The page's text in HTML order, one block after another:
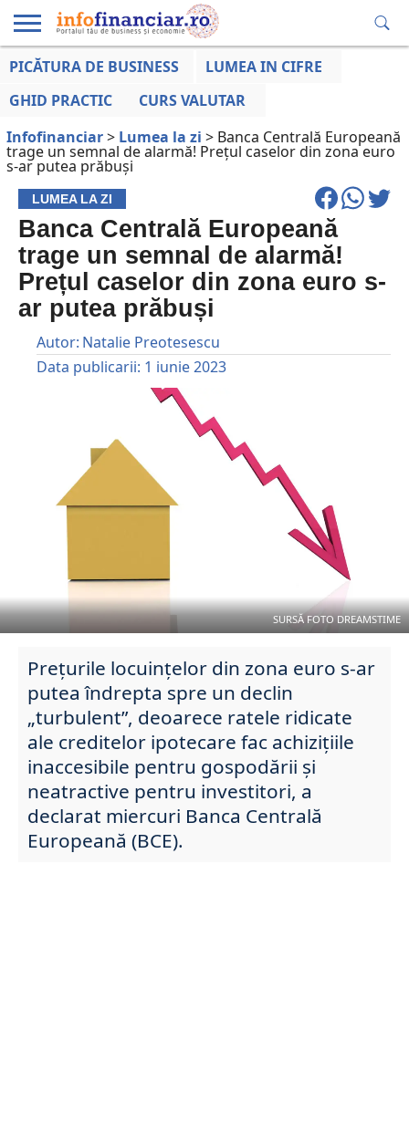
EDUCAȚIE
LA ZI
AFACERILOR
PICĂTURA DE BUSINESS
LUMEA IN CIFRE
GHID PRACTIC
CURS VALUTAR
Infofinanciar> Lumea la zi > Banca Centrală Europeană
trage un semnal de alarmă! Prețul caselor din zona euro
s-ar putea prăbuși
LUMEA LA ZI
Banca Centrală Europeană
trage un semnal de alarmă!
Prețul caselor din zona euro s-
ar putea prăbuși
Autor: Natalie Preotesescu
Data publicarii: 1 iunie 2023
SURSĂ FOTO DREAMSTIME
Prețurile locuințelor din zona euro s-ar
putea îndrepta spre un declin
„turbulent”, deoarece ratele ridicate
ale creditelor ipotecare fac achizițiile
inaccesibile pentru gospodării și
neatractive pentru investitori, a
declarat miercuri Banca Centrală
Europeană (BCE).